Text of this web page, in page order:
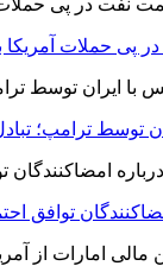
پی حملات آمریکا
توسط ترامپ؛
توافق